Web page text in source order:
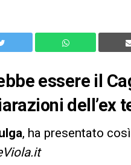
essere il
dell’ex
, ha presentato